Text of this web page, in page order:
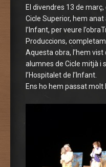
El divendres 13 de
Cicle Superior, hem anat
l’Infant, per veure
Produccions,
Aquesta obra, l’hem
alumnes de Cicle mitjà i
l’Hospitalet de l’Infant.
Ens ho hem passat molt